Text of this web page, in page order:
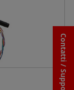
Contatti / Supporto